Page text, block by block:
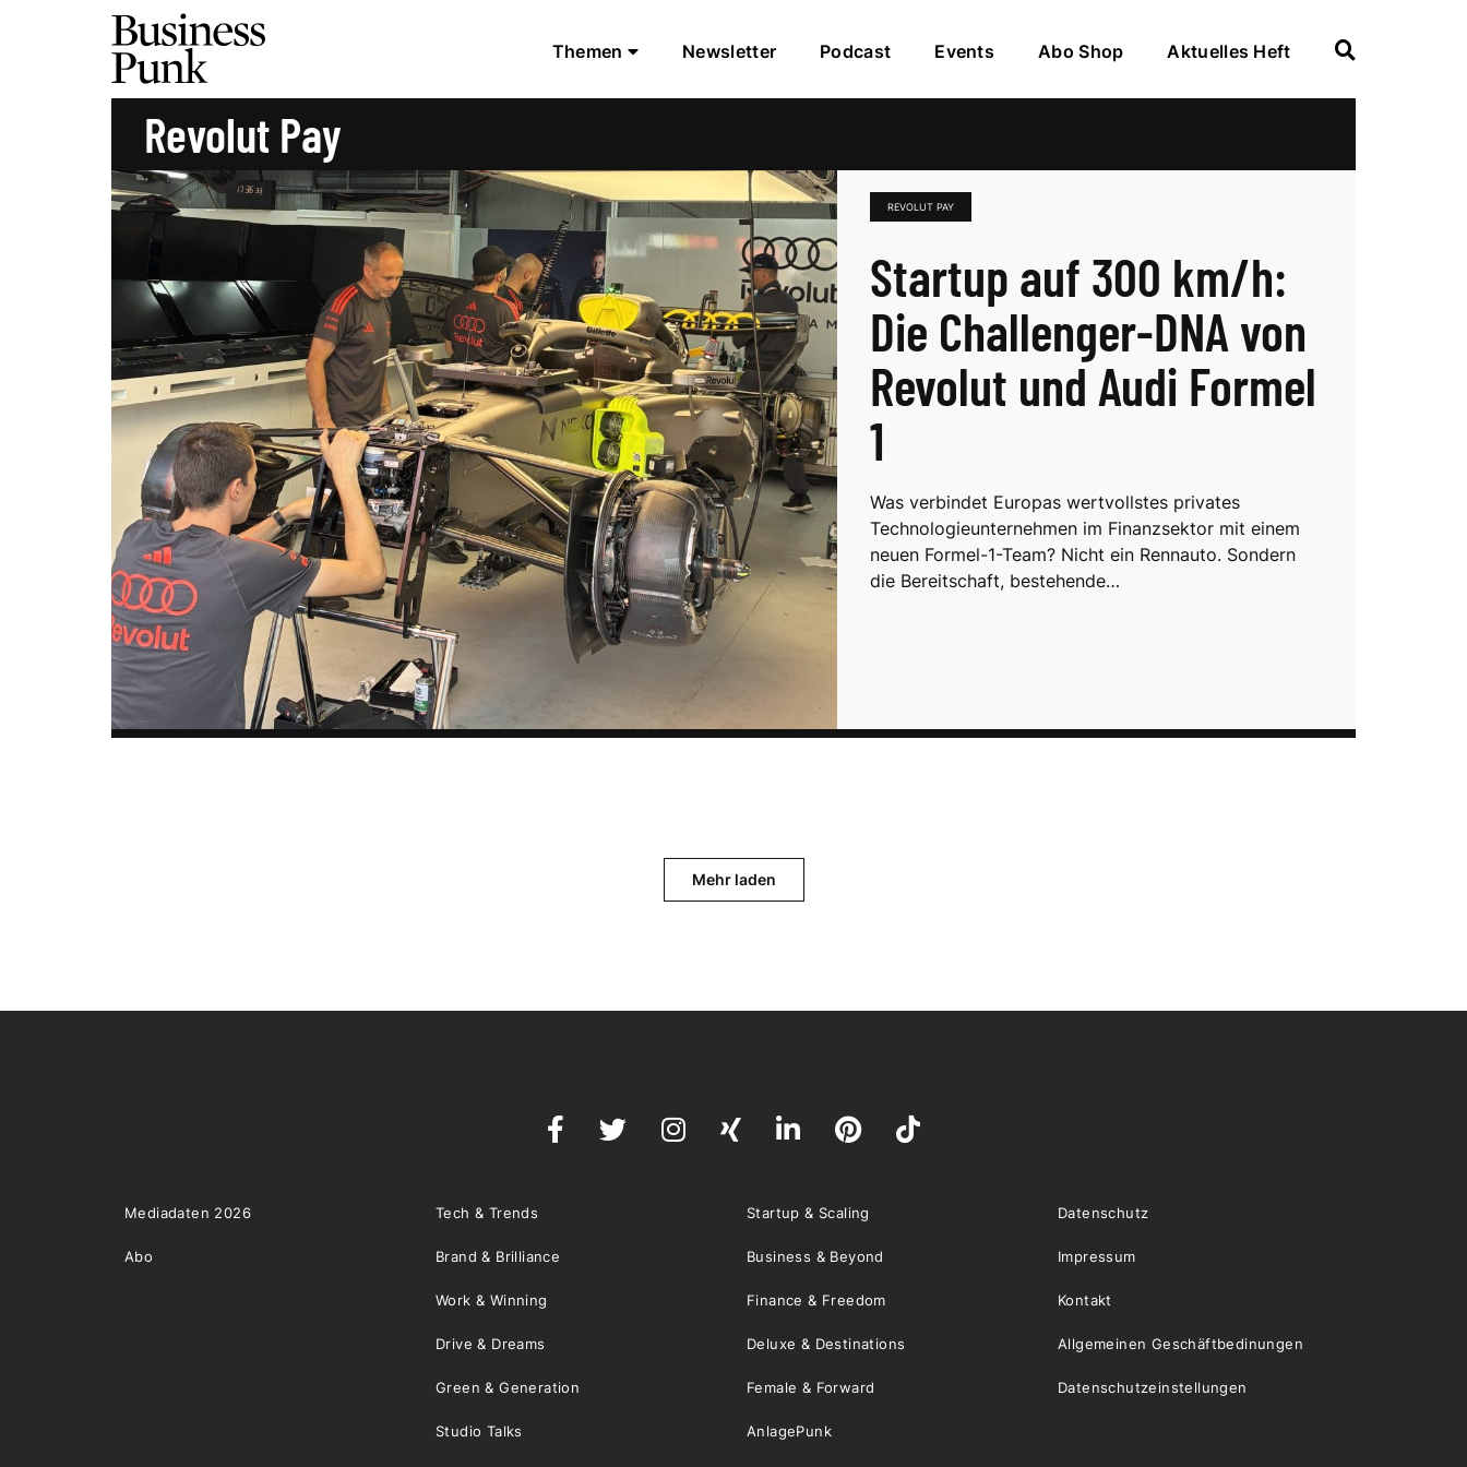
Themen Newsletter Podcast Events Abo Shop Aktuelles Heft
Revolut Pay
REVOLUT PAY
Startup auf 300 km/h:
Die Challenger-DNA von
Revolut und Audi Formel
1
Was verbindet Europas wertvollstes privates
Technologieunternehmen im Finanzsektor mit einem
neuen Formel-1-Team? Nicht ein Rennauto. Sondern
die Bereitschaft, bestehende…
Mehr laden
Mediadaten 2026
Abo
Tech & Trends Startup & Scaling
Brand & Brilliance Business & Beyond
Work & Winning Finance & Freedom
Drive & Dreams Deluxe & Destinations
Green & Generation Female & Forward
Studio Talks AnlagePunk
Datenschutz
Impressum
Kontakt
Allgemeinen Geschäftbedinungen
Datenschutzeinstellungen